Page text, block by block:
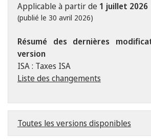
Applicable à partir de 1 juillet 2026
(publié le 30 avril 2026)
Résumé des dernières
version
ISA : Taxes ISA
Liste des changements
Toutes les versions disponibles